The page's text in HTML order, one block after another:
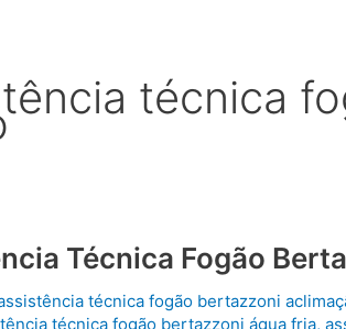
técnica
Técnica Fogão
técnica fogão bertazzoni
técnica fogão bertazzoni água fria,